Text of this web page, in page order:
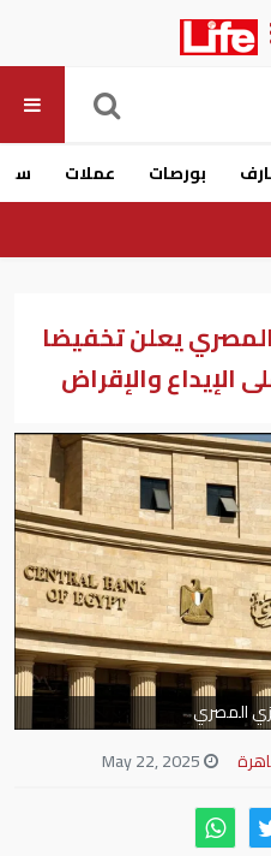
بورصات عملات
يعلن تخفيضا
الإيداع والإقراض
المصري